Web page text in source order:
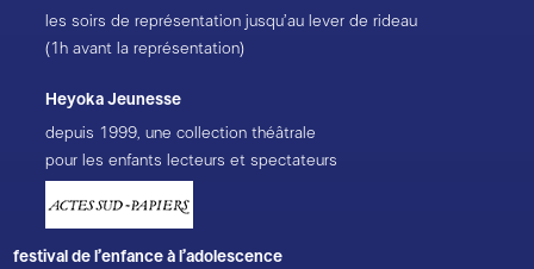
les soirs de représentation jusqu’au lever de rideau
(1h avant la représentation)
Heyoka Jeunesse
depuis 1999, une collection théâtrale
pour les enfants lecteurs et spectateurs
festival de l’enfance à l’adolescence